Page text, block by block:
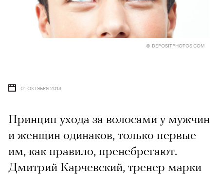
© DEPOSITPHOTOS.COM
01 ОКТЯБРЯ 2013
Принцип ухода за волосами у мужчин
и женщин одинаков, только первые
им, как правило, пренебрегают.
Дмитрий Карчевский, тренер марки